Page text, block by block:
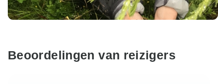
Beoordelingen van reizigers